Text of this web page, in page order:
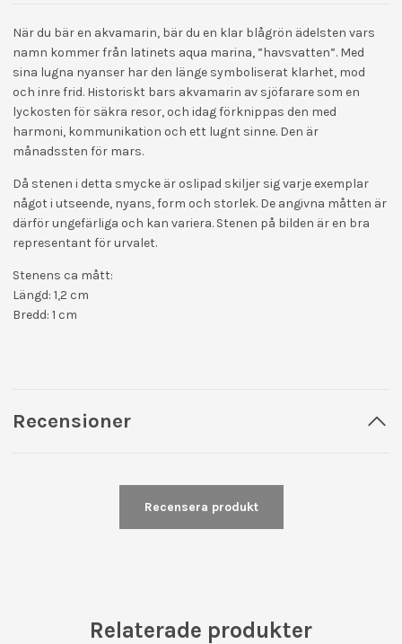
När du bär en akvamarin, bär du en klar blågrön ädelsten vars
namn kommer från latinets aqua marina, ”havsvatten”. Med
sina lugna nyanser har den länge symboliserat klarhet, mod
och inre frid. Historiskt bars akvamarin av sjöfarare som en
lyckosten för säkra resor, och idag förknippas den med
harmoni, kommunikation och ett lugnt sinne. Den är
månadssten för mars.
Då stenen i detta smycke är oslipad skiljer sig varje exemplar
något i utseende, nyans, form och storlek. De angivna måtten är
därför ungefärliga och kan variera. Stenen på bilden är en bra
representant för urvalet.
Stenens ca mått:
Längd: 1,2 cm
Bredd: 1 cm
Recensioner
Recensera produkt
Relaterade produkter